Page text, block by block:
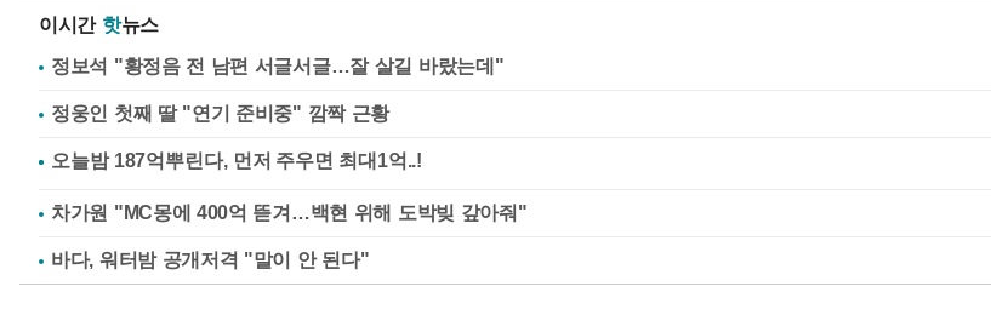
이시간 핫뉴스
정보석 "황정음 전 남편 서글서글…잘 살길 바랐는데"
정웅인 첫째 딸 "연기 준비중" 깜짝 근황
차가원 "MC몽에 400억 뜯겨…백현 위해 도박빚 갚아줘"
바다, 워터밤 공개저격 "말이 안 된다"